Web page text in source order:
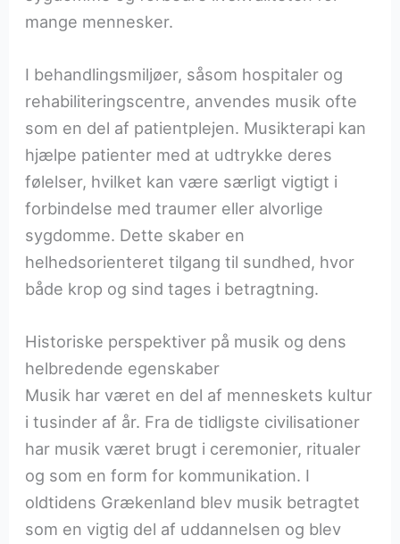
mange mennesker.
I behandlingsmiljøer, såsom hospitaler og
rehabiliteringscentre, anvendes musik ofte
som en del af patientplejen. Musikterapi kan
hjælpe patienter med at udtrykke deres
følelser, hvilket kan være særligt vigtigt i
forbindelse med traumer eller alvorlige
sygdomme. Dette skaber en
helhedsorienteret tilgang til sundhed, hvor
både krop og sind tages i betragtning.
Historiske perspektiver på musik og dens
helbredende egenskaber
Musik har været en del af menneskets kultur
i tusinder af år. Fra de tidligste civilisationer
har musik været brugt i ceremonier, ritualer
og som en form for kommunikation. I
oldtidens Grækenland blev musik betragtet
som en vigtig del af uddannelsen og blev